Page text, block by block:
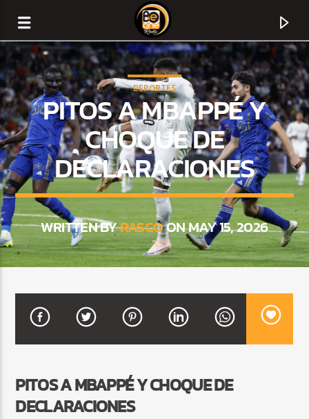
CURRENT TRACK
ARTIST
BACHATA Y VALLENATO
9:00 AM 11:00 AM
DEPORTES
PITOS A MBAPPÉ Y
CHOQUE DE
DECLARACIONES
WRITTEN BYRASCOON MAY 15, 2026
PITOS A MBAPPÉ Y CHOQUE DE
DECLARACIONES